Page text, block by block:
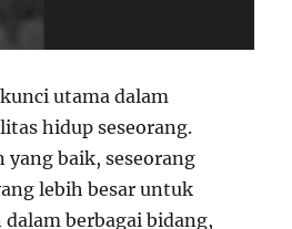
utama dalam
hidup seseorang.
yang baik, seseorang
lebih besar untuk
berbagai bidang,